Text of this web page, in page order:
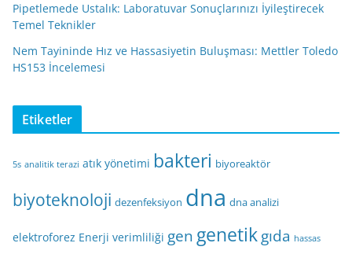
Pipetlemede Ustalık: Laboratuvar Sonuçlarınızı İyileştirecek
Temel Teknikler
Nem Tayininde Hız ve Hassasiyetin Buluşması: Mettler Toledo
HS153 İncelemesi
Etiketler
5s analitik terazi atık yönetimi bakteri biyoreaktör
biyoteknoloji dezenfeksiyon dna dna analizi
elektroforez Enerji verimliliği gen genetikgıda hassas